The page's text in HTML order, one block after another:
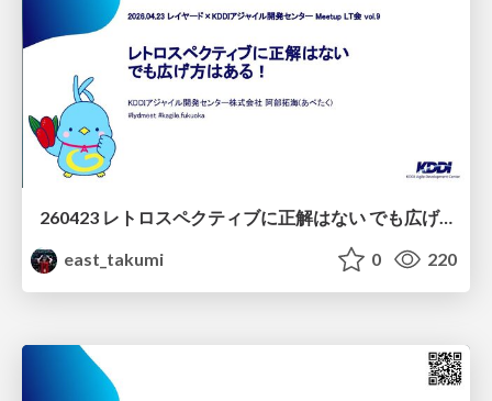
260423 レトロスペクティブに正解はない でも広げ方はある！
east_takumi
0 220